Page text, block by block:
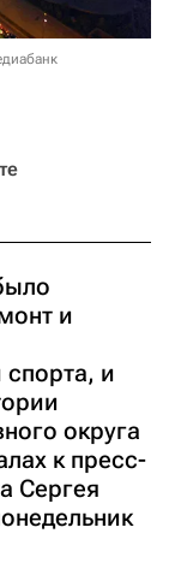
и
спорта, и
округа
к пресс-
Сергея